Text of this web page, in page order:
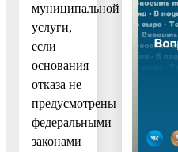
муниципальной
услуги,
если
основания
отказа не
предусмотрены
федеральными
законами